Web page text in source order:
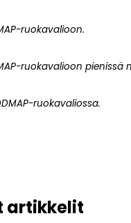
ruokavalioon.
ruokavalioon pienissä
ruokavaliossa.
artikkelit